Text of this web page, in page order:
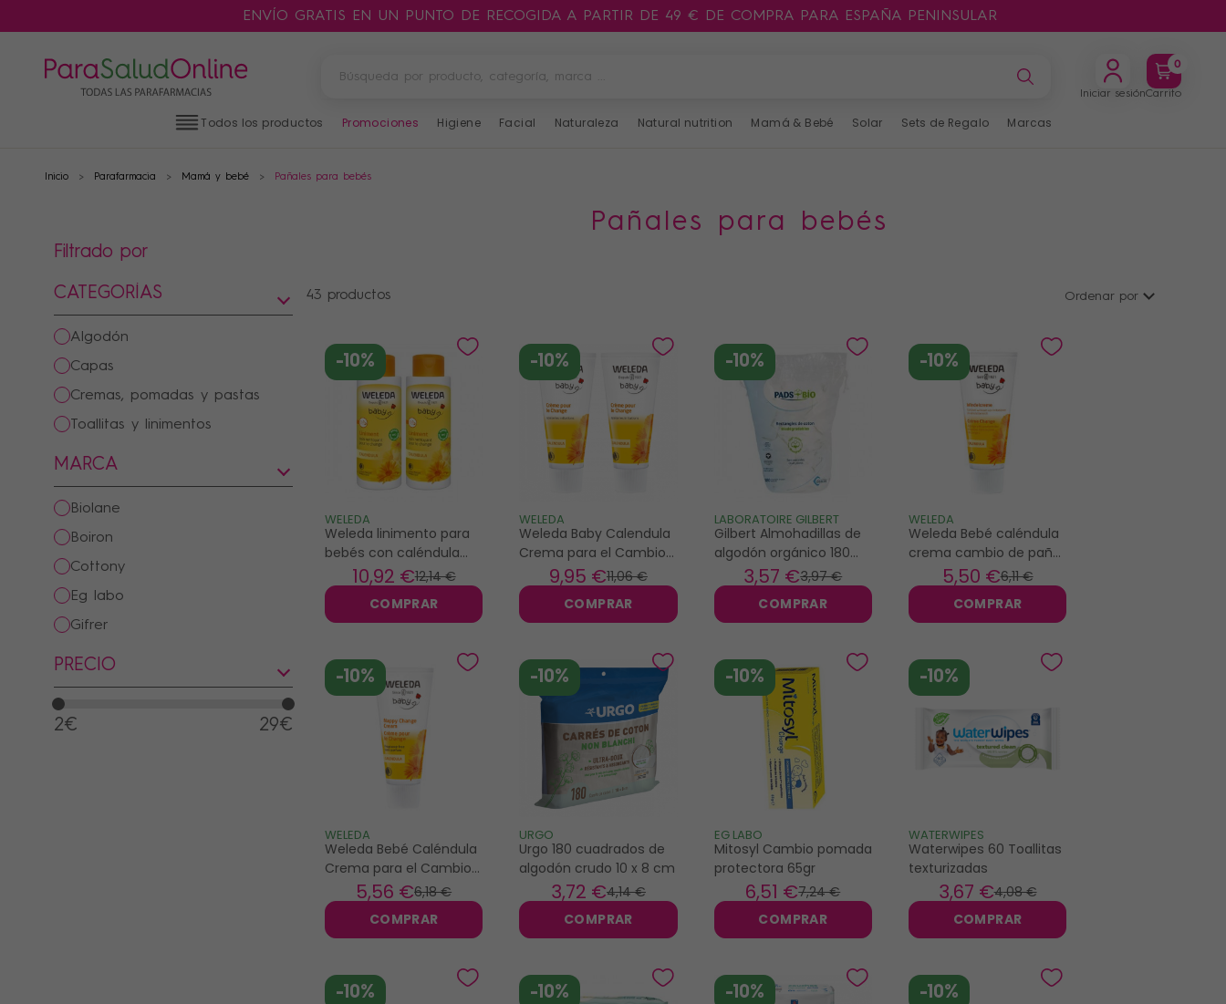
ENVÍO GRATIS EN UN PUNTO DE RECOGIDA A PARTIR DE 49 € DE COMPRA PARA ESPAÑA PENINSULAR
PRECIOS
Iniciar sesión
0
Carrito
Todos los productos Promociones Higiene Facial Naturaleza Natural nutrition Mamá & Bebé Solar Sets de Regalo Marcas
Inicio Parafarmacia Mamá y bebé Pañales para bebés
Filtrado por
CATEGORÍAS
algodón
capas
cremas, pomadas y pastas
toallitas y linimentos
MARCA
biolane
boiron
cottony
eg labo
gifrer
joone
klorane
PRECIO
2€ 29€
pañales para bebés
43 productos Ordenar por
-10%
WELEDA
Weleda linimento para
bebés con caléndula
2x400ml
12,14 €
10,92 €
COMPRAR
-10%
WELEDA
Weleda Baby Calendula
Crema para el Cambio
de Pañal Set de 2 x 75ml
11,06 €
9,95 €
COMPRAR
-10%
LABORATOIRE GILBERT
Gilbert Almohadillas de
algodón orgánico 180
rectángulos 3,97 €
3,57 €
COMPRAR
-10%
WELEDA
Weleda Bebé caléndula
crema cambio de pañal
6,11 €
5,50 €
COMPRAR
-10%
WELEDA
Weleda Bebé Caléndula
Crema para el Cambio
de Pañal 75ml - Sin
perfume
6,18 €
5,56 €
COMPRAR
-10%
URGO
Urgo 180 cuadrados de
algodón crudo 10 x 8 cm
4,14 €
3,72 €
COMPRAR
-10%
EG LABO
Mitosyl Cambio pomada
protectora 65gr
7,24 €
6,51 €
COMPRAR
-10%
WATERWIPES
Waterwipes 60 Toallitas
texturizadas
4,08 €
3,67 €
COMPRAR
-10% -10% -10% -10%